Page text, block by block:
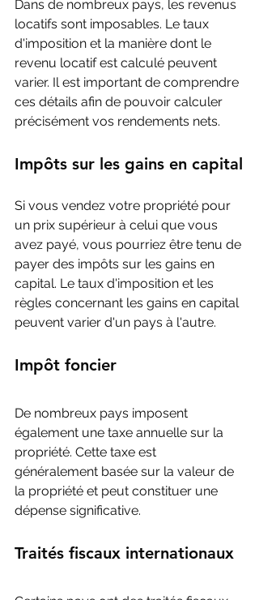
Dans de nombreux pays, les revenus
locatifs sont imposables. Le taux
d'imposition et la manière dont le
revenu locatif est calculé peuvent
varier. Il est important de comprendre
ces détails afin de pouvoir calculer
précisément vos rendements nets.
Impôts sur les gains en capital
Si vous vendez votre propriété pour
un prix supérieur à celui que vous
avez payé, vous pourriez être tenu de
payer des impôts sur les gains en
capital. Le taux d'imposition et les
règles concernant les gains en capital
peuvent varier d'un pays à l'autre.
Impôt foncier
De nombreux pays imposent
également une taxe annuelle sur la
propriété. Cette taxe est
généralement basée sur la valeur de
la propriété et peut constituer une
dépense significative.
Traités fiscaux internationaux